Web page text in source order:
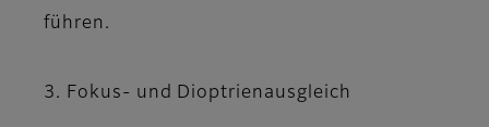
führen.
3. Fokus- und Dioptrienausgleich